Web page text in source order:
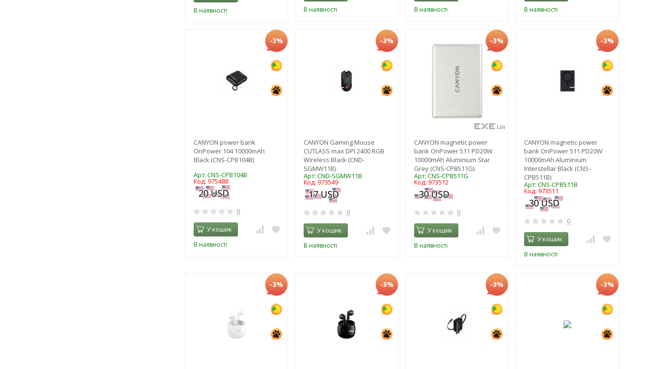
В наявності В наявності В наявності В наявності
-3%
CANYON power bank
OnPower 104 10000mAh
Black (CNS-CPB104B)
Арт: CNS-CPB104B
Код: 975488
0
У кошик
В наявності
-3%
CANYON Gaming Mouse
CUTLASS max DPI 2400 RGB
Wireless Black (CND-
SGMW11B)
Арт: CND-SGMW11B
Код: 973549
0
У кошик
В наявності
-3%
CANYON magnetic power
bank OnPower 511 PD20W
10000mAh Aluminium Star
Grey (CNS-CPB511G)
Арт: CNS-CPB511G
Код: 973512
0
У кошик
В наявності
-3%
CANYON magnetic power
bank OnPower 511 PD20W
10000mAh Aluminium
Interstellar Black (CNS-
CPB511B)
Арт: CNS-CPB511B
Код: 973511
0
У кошик
В наявності
-3% -3% -3% -3%